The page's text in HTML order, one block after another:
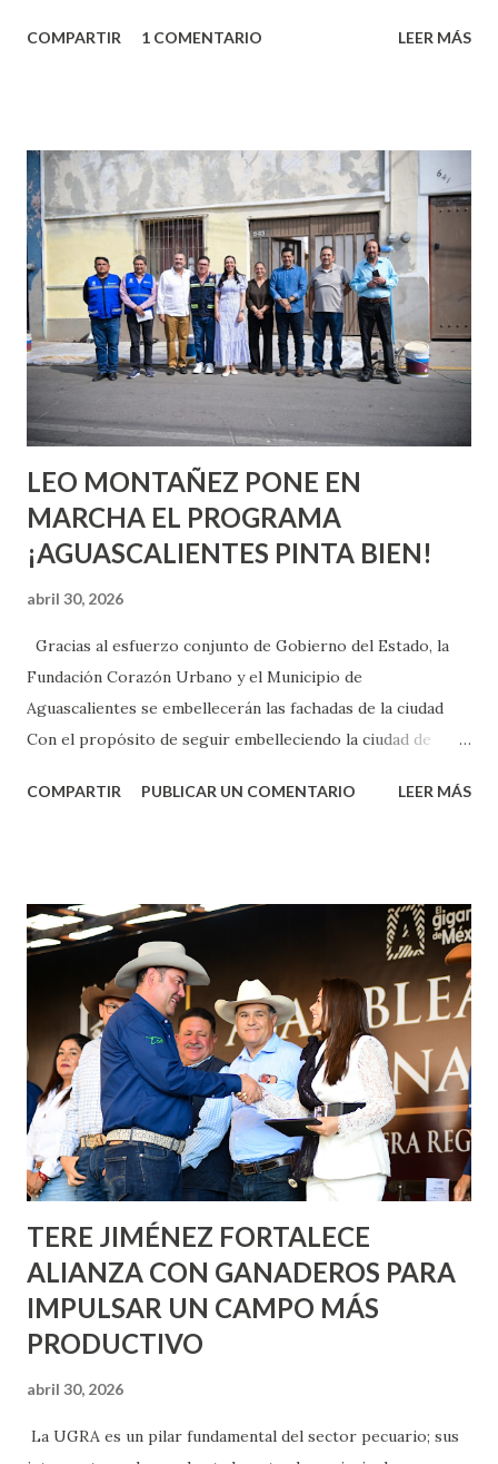
partes de ti que jamás hubieras imaginado. El problema es
conoces ni la mitad de lo que deberías saber. Pero incluso
quienes ya han tenido relaciones sexuales no son expertos
o expertas en el tema. Siempre hay algo nuevo que
aprender y nuevas experiencias que conocer. Si eres una
chica y aún no has tenido relaciones sexuales, tal vez
pienses que el sexo será increíble y no puedas esperar para
experimentarlo, pero como cualquier persona con
experiencia te dirá, siempre es mejor cuando ambas partes
son suficientemen...
COMPARTIR 1 COMENTARIO LEER MÁS
LEO MONTAÑEZ PONE EN
MARCHA EL PROGRAMA
¡AGUASCALIENTES PINTA BIEN!
abril 30, 2026
Gracias al esfuerzo conjunto de Gobierno del Estado, la
Fundación Corazón Urbano y el Municipio de
Aguascalientes se embellecerán las fachadas de la ciudad
Con el propósito de seguir embelleciendo la ciudad de
municipal, Leo Montañez dio inicio al programa
Corazón Urbano y el Municipio capital. Leo Montañez
informó que en este programa se usarán cerca de 90 mil
metros cuadrados de pintura, para dar inicio en la calle
Nieto, entre Jesús F. Elizondo y la calle 22 de Octubre, con
lo que se aplicará pintura en 66 casas. Posteriormente se
llevará este programa a Villas de Nuestra Señora de la
Asunción, Avenida Alameda y Decreto 27 de Septiembre, en
los edificios FOVISSSTE Ojo de Agua, en la comunidad
Norias de Paso Hondo y en los edificios de...
COMPARTIR PUBLICAR UN COMENTARIO LEER MÁS
TERE JIMÉNEZ FORTALECE
ALIANZA CON GANADEROS PARA
IMPULSAR UN CAMPO MÁS
PRODUCTIVO
abril 30, 2026
La UGRA es un pilar fundamental del sector pecuario; sus